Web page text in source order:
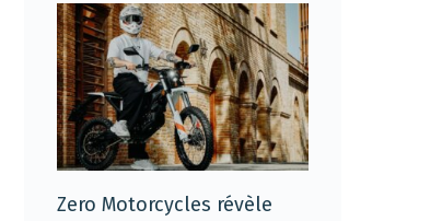
Zero Motorcycles révèle